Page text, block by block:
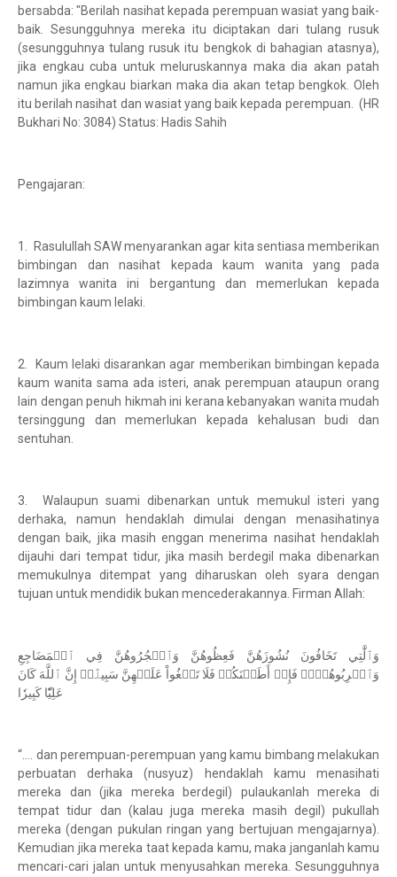
bersabda: "Berilah nasihat kepada perempuan wasiat yang baik-
baik. Sesungguhnya mereka itu diciptakan dari tulang rusuk
(sesungguhnya tulang rusuk itu bengkok di bahagian atasnya),
jika engkau cuba untuk meluruskannya maka dia akan patah
namun jika engkau biarkan maka dia akan tetap bengkok. Oleh
itu berilah nasihat dan wasiat yang baik kepada perempuan. (HR
Bukhari No: 3084) Status: Hadis Sahih
Pengajaran:
1. Rasulullah SAW menyarankan agar kita sentiasa memberikan
bimbingan dan nasihat kepada kaum wanita yang pada
lazimnya wanita ini bergantung dan memerlukan kepada
bimbingan kaum lelaki.
2. Kaum lelaki disarankan agar memberikan bimbingan kepada
kaum wanita sama ada isteri, anak perempuan ataupun orang
lain dengan penuh hikmah ini kerana kebanyakan wanita mudah
tersinggung dan memerlukan kepada kehalusan budi dan
sentuhan.
3. Walaupun suami dibenarkan untuk memukul isteri yang
derhaka, namun hendaklah dimulai dengan menasihatinya
dengan baik, jika masih enggan menerima nasihat hendaklah
dijauhi dari tempat tidur, jika masih berdegil maka dibenarkan
memukulnya ditempat yang diharuskan oleh syara dengan
tujuan untuk mendidik bukan mencederakannya. Firman Allah:
وَٱلَّٰتِي تَخَافُونَ نُشُوزَهُنَّ فَعِظُوهُنَّ وَٱهۡجُرُوهُنَّ فِي ٱلۡمَضَاجِعِ
وَٱضۡرِبُوهُنَّۖ فَإِنۡ أَطَعۡنَكُمۡ فَلَا تَبۡغُواْ عَلَيۡهِنَّ سَبِيلًاۗ إِنَّ ٱللَّهَ كَانَ
“…. dan perempuan-perempuan yang kamu bimbang melakukan
perbuatan derhaka (nusyuz) hendaklah kamu menasihati
mereka dan (jika mereka berdegil) pulaukanlah mereka di
tempat tidur dan (kalau juga mereka masih degil) pukullah
mereka (dengan pukulan ringan yang bertujuan mengajarnya).
Kemudian jika mereka taat kepada kamu, maka janganlah kamu
mencari-cari jalan untuk menyusahkan mereka. Sesungguhnya